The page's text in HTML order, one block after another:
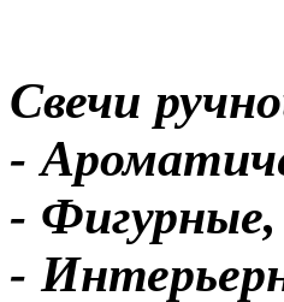
Свечи
-
- Фигурные,
-